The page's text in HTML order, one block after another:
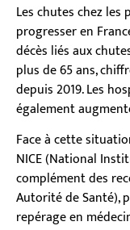
Les chutes chez
progresser en
décès liés aux
plus de 65 ans,
depuis 2019. Les
également
Face à cette
NICE (National
complément des
Autorité de Santé),
repérage en